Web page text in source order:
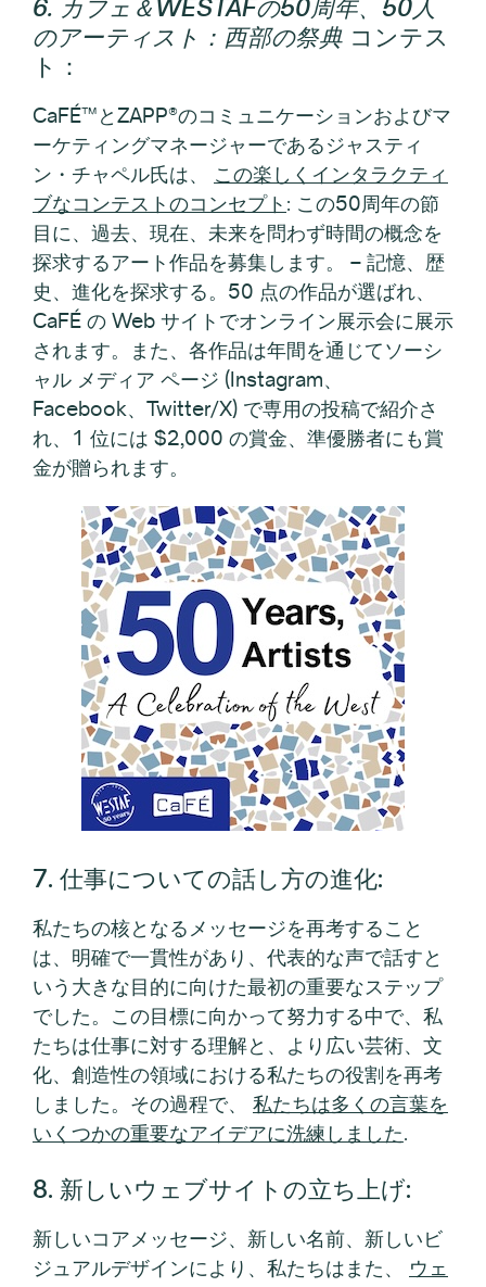
6. カフェ＆WESTAFの50周年、50人
のアーティスト：西部の祭典 コンテス
ト：
CaFÉ™とZAPP®のコミュニケーションおよびマ
ーケティングマネージャーであるジャスティ
ン・チャペル氏は、 この楽しくインタラクティ
ブなコンテストのコンセプト : この50周年の節
目に、過去、現在、未来を問わず時間の概念を
探求するアート作品を募集します。 – 記憶、歴
史、進化を探求する。50 点の作品が選ばれ、
CaFÉ の Web サイトでオンライン展示会に展示
されます。また、各作品は年間を通じてソーシ
ャル メディア ページ (Instagram、
Facebook、Twitter/X) で専用の投稿で紹介さ
れ、1 位には $2,000 の賞金、準優勝者にも賞
金が贈られます。
7. 仕事についての話し方の進化:
私たちの核となるメッセージを再考すること
は、明確で一貫性があり、代表的な声で話すと
いう大きな目的に向けた最初の重要なステップ
でした。この目標に向かって努力する中で、私
たちは仕事に対する理解と、より広い芸術、文
化、創造性の領域における私たちの役割を再考
しました。その過程で、 私たちは多くの言葉を
いくつかの重要なアイデアに洗練しました.
8. 新しいウェブサイトの立ち上げ:
新しいコアメッセージ、新しい名前、新しいビ
ジュアルデザインにより、私たちはまた、 ウェ